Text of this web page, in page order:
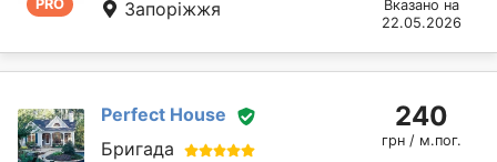
PRO
Запоріжжя
Вказано на
22.05.2026
Perfect House
Бригада
240
грн / м.пог.